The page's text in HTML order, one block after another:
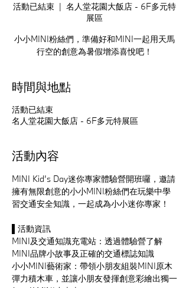
活動已結束
名人堂花園大飯店 - 6F多元特
展區
小小MINI粉絲們，準備好和MINI一起用天馬
行空的創意為暑假增添喜悅吧！
時間與地點
活動已結束
名人堂花園大飯店 - 6F多元特展區
活動內容
MINI Kid’s Day迷你專家體驗營開班囉，邀請
擁有無限創意的小小MINI粉絲們在玩樂中學
習交通安全知識，一起成為小小迷你專家！
▌活動資訊
MINI及交通知識充電站：透過體驗營了解
MINI品牌小故事及正確的交通標誌知識
小小MINI藝術家：帶領小朋友組裝MINI原木
彈力積木車，並讓小朋友發揮創意彩繪出獨一